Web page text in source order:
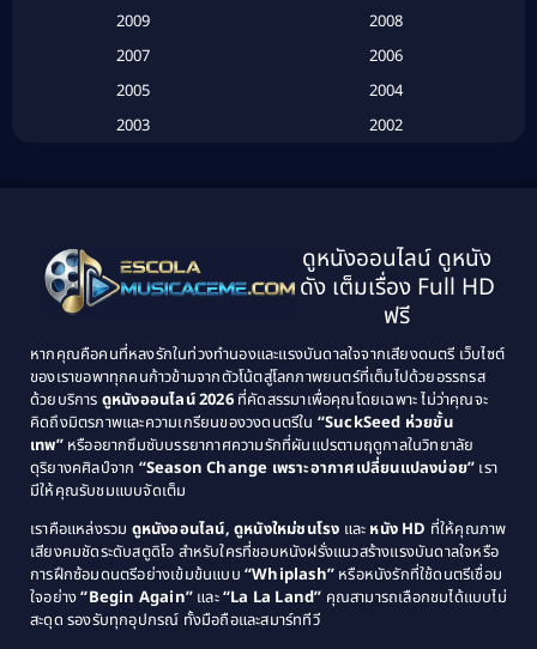
(134)
Classic หนังคลาสสิก(21)
Classic หนังคลาสสิก(25)
Comedy ตลก(46)
Comedy ตลก(515)
Coming of Age ก้าวพ้นวัย(1)
Coming-of-Age(3)
2009
2008
2007
2006
2005
2004
2003
2002
1995
1994
1993
1992
1989
1988
1987
1986
1985
1984
1983
1982
1979
1978
1976
1975
1974
ดูหนังออนไลน์ ดูหนัง
ดัง เต็มเรื่อง Full HD
ฟรี
หากคุณคือคนที่หลงรักในท่วงทำนองและแรงบันดาลใจจากเสียงดนตรี เว็บไซต์
ของเราขอพาทุกคนก้าวข้ามจากตัวโน้ตสู่โลกภาพยนตร์ที่เต็มไปด้วยอรรถรส
ด้วยบริการ ดูหนังออนไลน์ 2026ที่คัดสรรมาเพื่อคุณโดยเฉพาะ ไม่ว่าคุณจะ
คิดถึงมิตรภาพและความเกรียนของวงดนตรีใน “SuckSeed ห่วยขั้น
เทพ”หรืออยากซึมซับบรรยากาศความรักที่ผันแปรตามฤดูกาลในวิทยาลัย
ดุริยางคศิลป์จาก “Season Change เพราะอากาศเปลี่ยนแปลงบ่อย” เรา
มีให้คุณรับชมแบบจัดเต็ม
เราคือแหล่งรวม ดูหนังออนไลน์, ดูหนังใหม่ชนโรง และ หนัง HD ที่ให้คุณภาพ
เสียงคมชัดระดับสตูดิโอ สำหรับใครที่ชอบหนังฝรั่งแนวสร้างแรงบันดาลใจหรือ
การฝึกซ้อมดนตรีอย่างเข้มข้นแบบ “Whiplash” หรือหนังรักที่ใช้ดนตรีเชื่อม
ใจอย่าง“Begin Again” และ“La La Land” คุณสามารถเลือกชมได้แบบไม่
สะดุด รองรับทุกอุปกรณ์ ทั้งมือถือและสมาร์ททีวี